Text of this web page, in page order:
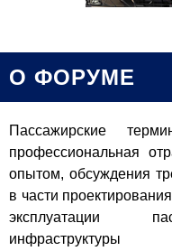
О ФОРУМЕ
Пассажирские
профессиональная
опытом, обсуждения
в части
эксплуатации
инфраструктуры